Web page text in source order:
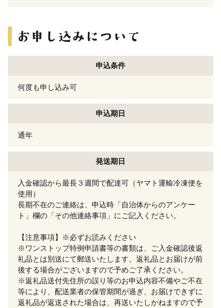
申込条件
何度も申し込み可
申込期日
通年
発送期日
入金確認から最長３週間で配達可（ヤマト運輸冷凍便を
使用）
長期不在のご連絡は、申込時「自治体からのアンケー
ト」欄の「その他連絡事項」にご記入ください。
【注意事項】※必ずお読みください
※ワンストップ特例申請書等の書類は、ご入金確認後返
礼品とは別送にて郵送いたします。返礼品とお届けが前
後する場合がございますので予めご了承ください。
※返礼品送付先住所の誤り等のお申込内容不備やご不在
等により、配送業者の保管期間が過ぎ、お届けできずに
返礼品が返送された場合は、再送いたしかねますので予